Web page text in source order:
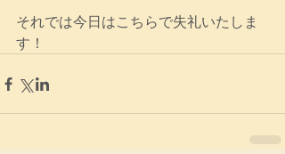
それでは今日はこちらで失礼いたしま
す！